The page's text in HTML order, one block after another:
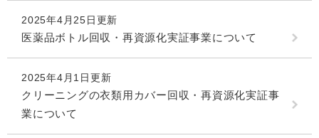
2025年4月25日更新
医薬品ボトル回収・再資源化実証事業について
2025年4月1日更新
クリーニングの衣類用カバー回収・再資源化実証事
業について